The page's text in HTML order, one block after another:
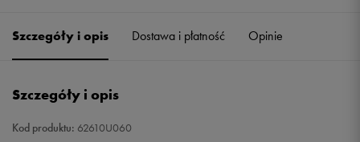
S Powiadom o dostępności
Szczegóły i opis Dostawa i płatność Opinie
Szczegóły i opis
Kod produktu: 62610U060